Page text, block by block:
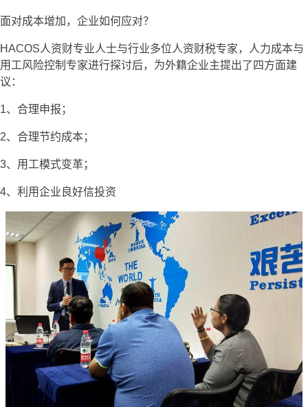
面对成本增加，企业如何应对？
HACOS人资财专业人士与行业多位人资财税专家，人力成本与
用工风险控制专家进行探讨后，为外籍企业主提出了四方面建
议：
1、合理申报；
2、合理节约成本；
3、用工模式变革；
4、利用企业良好信投资